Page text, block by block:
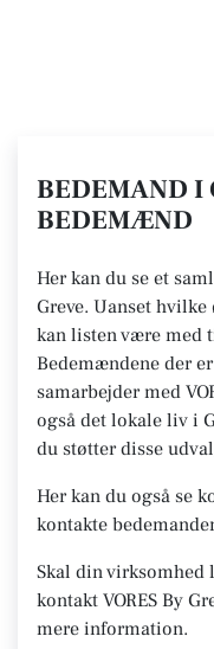
BEDEMAND I
BEDEMÆND
Her kan du se et
Greve. Uanset
kan listen være med
Bedemændene der
samarbejder med
også det lokale liv i
du støtter disse
Her kan du også se
kontakte
Skal din virksomhed
kontakt VORES By
mere information.